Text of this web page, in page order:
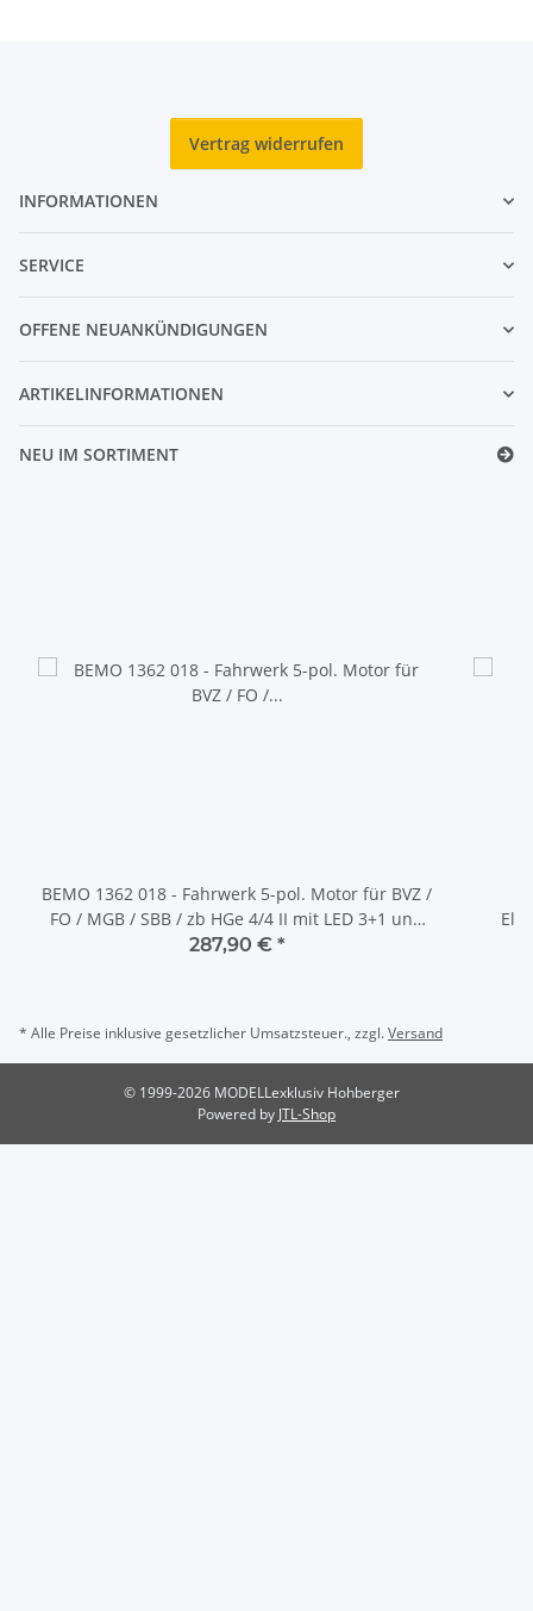
Vertrag widerrufen
INFORMATIONEN
SERVICE
OFFENE NEUANKÜNDIGUNGEN
ARTIKELINFORMATIONEN
NEU IM SORTIMENT
BEMO 1362 018 - Fahrwerk 5-pol. Motor für BVZ /
FO / MGB / SBB / zb HGe 4/4 II mit LED 3+1 und
Next18 DIGITAL mit SOUND
287,90 € *
* Alle Preise inklusive gesetzlicher Umsatzsteuer., zzgl.Versand
© 1999-2026 MODELLexklusiv Hohberger
Powered by JTL-Shop